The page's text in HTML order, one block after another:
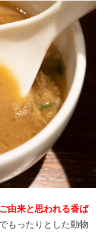
由来と思われる香ば
もったりとした動物